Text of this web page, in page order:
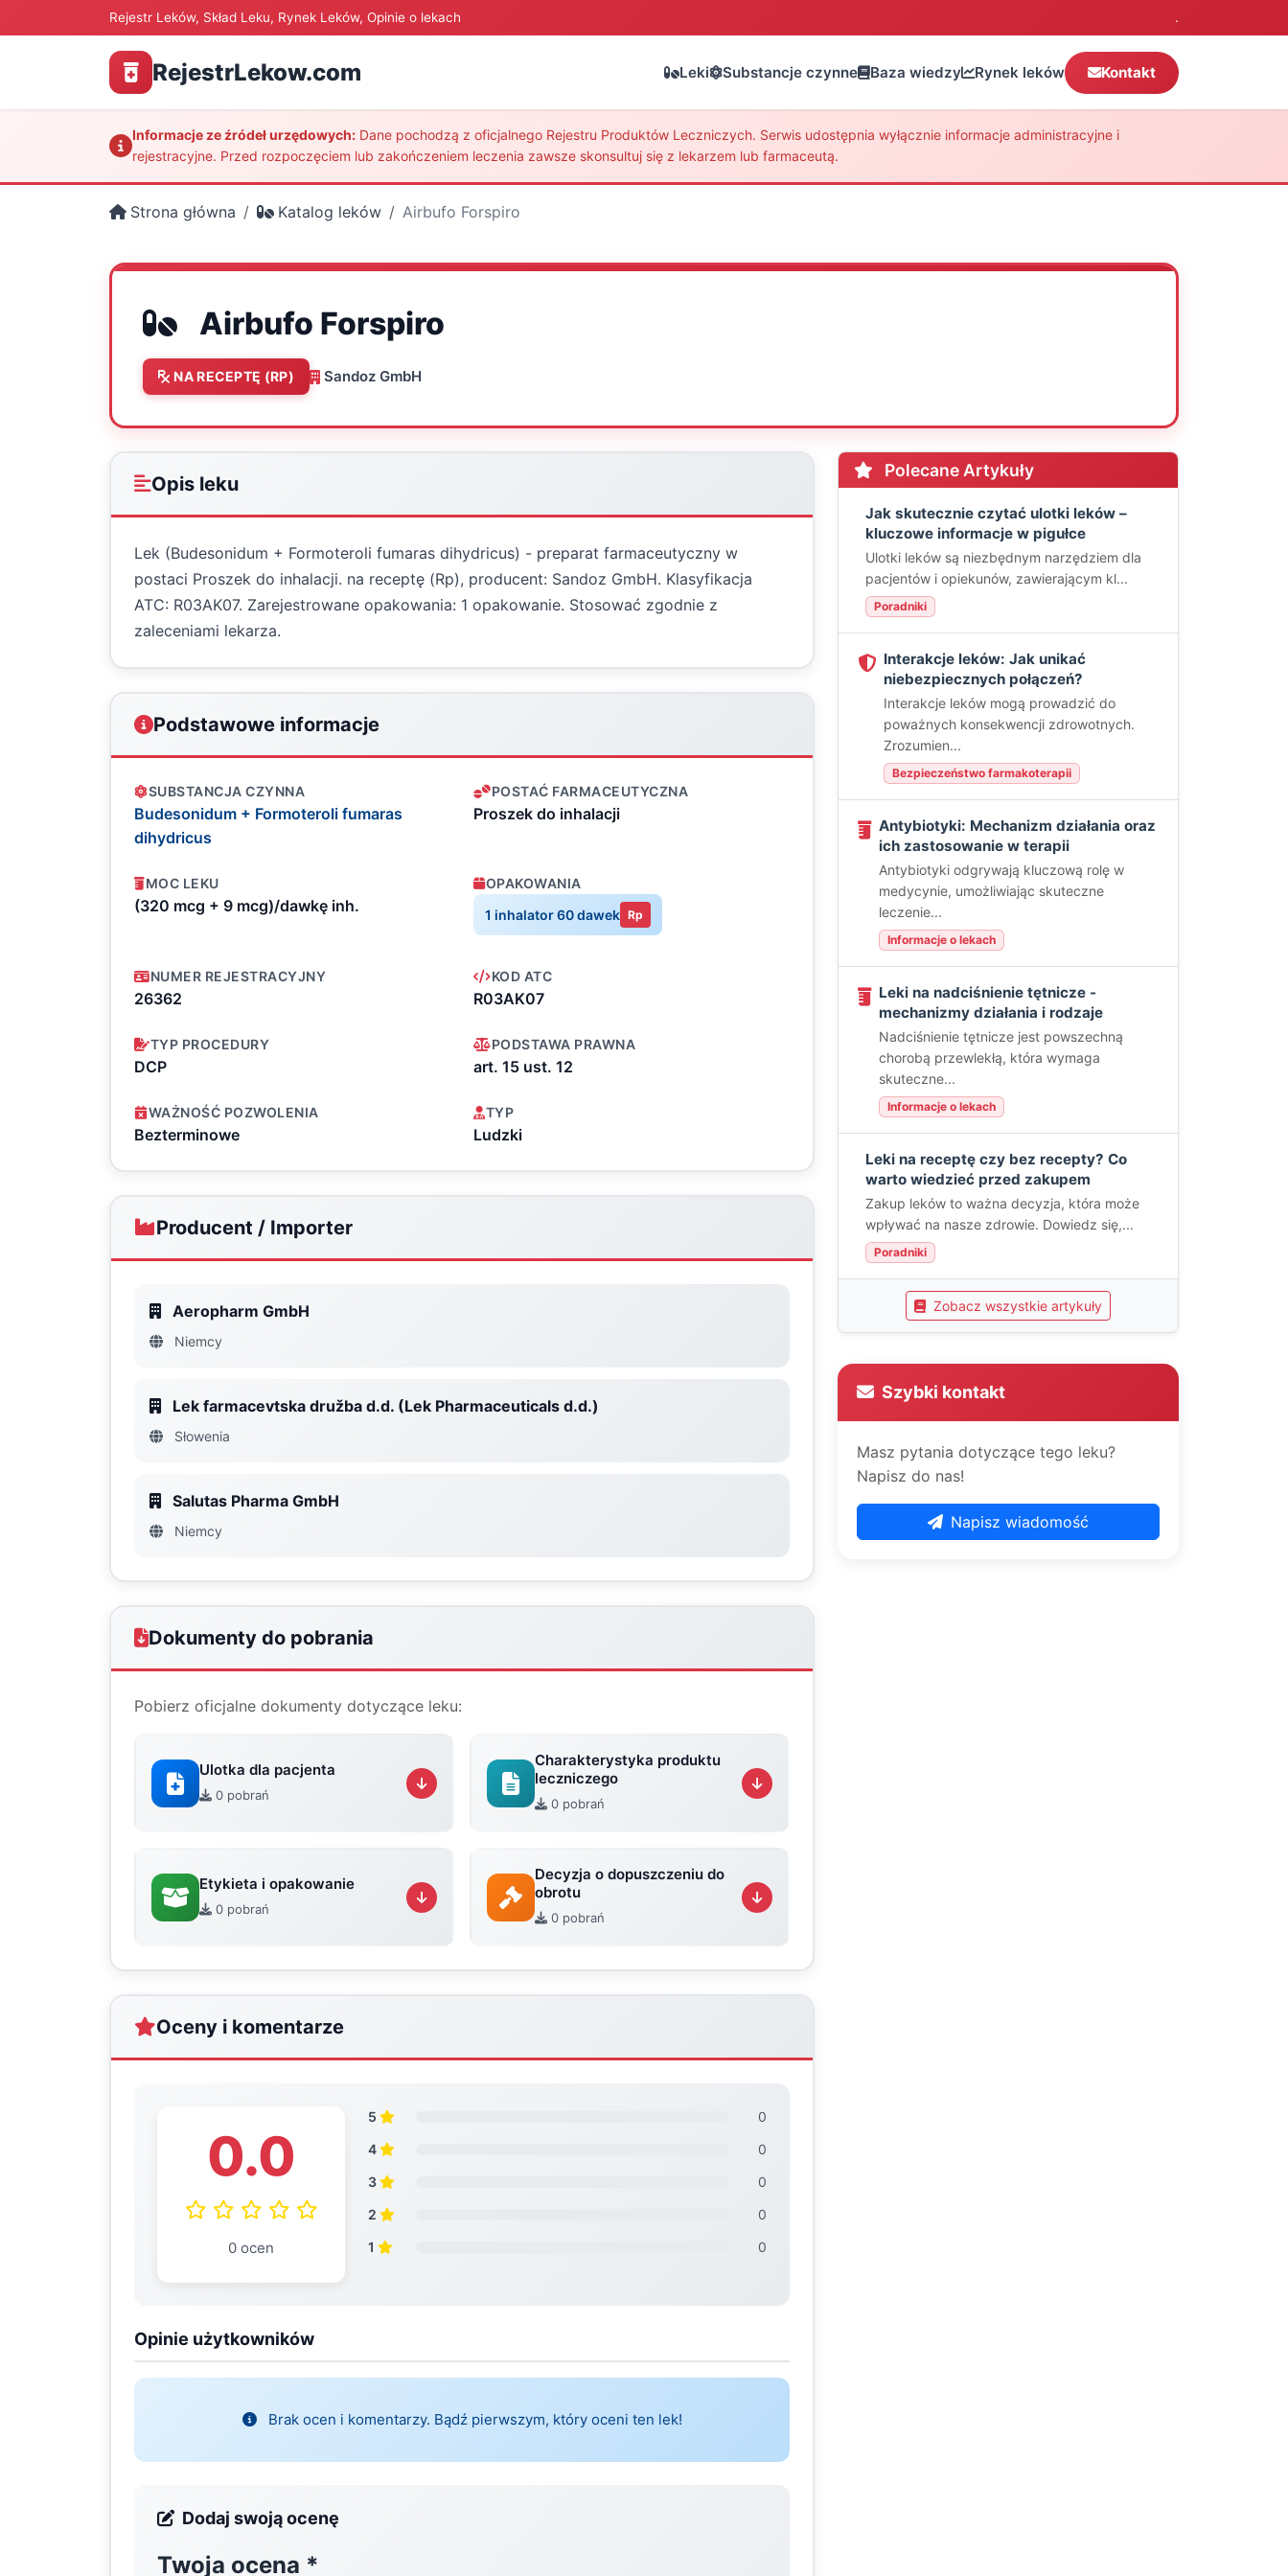
Rejestr Leków, Skład Leku, Rynek Leków, Opinie o lekach .
RejestrLekow.com Leki Substancje czynne Baza wiedzy Rynek leków Kontakt
Informacje ze źródeł urzędowych: Dane pochodzą z oficjalnego Rejestru Produktów Leczniczych. Serwis udostępnia wyłącznie informacje administracyjne i
rejestracyjne. Przed rozpoczęciem lub zakończeniem leczenia zawsze skonsultuj się z lekarzem lub farmaceutą.
Strona główna Katalog leków Airbufo Forspiro
Airbufo Forspiro
NA RECEPTĘ (RP) Sandoz GmbH
Opis leku
Lek (Budesonidum + Formoteroli fumaras dihydricus) - preparat farmaceutyczny w
postaci Proszek do inhalacji. na receptę (Rp), producent: Sandoz GmbH. Klasyfikacja
ATC: R03AK07. Zarejestrowane opakowania: 1 opakowanie. Stosować zgodnie z
zaleceniami lekarza.
Podstawowe informacje
SUBSTANCJA CZYNNA
Budesonidum + Formoteroli fumaras
dihydricus
POSTAĆ FARMACEUTYCZNA
Proszek do inhalacji
MOC LEKU
(320 mcg + 9 mcg)/dawkę inh.
OPAKOWANIA
1 inhalator 60 dawek Rp
NUMER REJESTRACYJNY
26362
KOD ATC
R03AK07
TYP PROCEDURY
DCP
PODSTAWA PRAWNA
art. 15 ust. 12
WAŻNOŚĆ POZWOLENIA
Bezterminowe
TYP
Ludzki
Producent / Importer
Aeropharm GmbH
Niemcy
Lek farmacevtska družba d.d. (Lek Pharmaceuticals d.d.)
Słowenia
Salutas Pharma GmbH
Niemcy
Dokumenty do pobrania
Pobierz oficjalne dokumenty dotyczące leku:
Ulotka dla pacjenta
0 pobrań
Charakterystyka produktu
leczniczego
0 pobrań
Etykieta i opakowanie
0 pobrań
Decyzja o dopuszczeniu do
obrotu
0 pobrań
Oceny i komentarze
0.0
0 ocen
5
0
4
0
3
0
2
0
1
0
Opinie użytkowników
Brak ocen i komentarzy. Bądź pierwszym, który oceni ten lek!
Dodaj swoją ocenę
Twoja ocena *
Polecane Artykuły
Jak skutecznie czytać ulotki leków –
kluczowe informacje w pigułce
Ulotki leków są niezbędnym narzędziem dla
pacjentów i opiekunów, zawierającym kl...
Poradniki
Interakcje leków: Jak unikać
niebezpiecznych połączeń?
Interakcje leków mogą prowadzić do
poważnych konsekwencji zdrowotnych.
Zrozumien...
Bezpieczeństwo farmakoterapii
Antybiotyki: Mechanizm działania oraz
ich zastosowanie w terapii
Antybiotyki odgrywają kluczową rolę w
medycynie, umożliwiając skuteczne
leczenie...
Informacje o lekach
Leki na nadciśnienie tętnicze -
mechanizmy działania i rodzaje
Nadciśnienie tętnicze jest powszechną
chorobą przewlekłą, która wymaga
skuteczne...
Informacje o lekach
Leki na receptę czy bez recepty? Co
warto wiedzieć przed zakupem
Zakup leków to ważna decyzja, która może
wpływać na nasze zdrowie. Dowiedz się,...
Poradniki
Zobacz wszystkie artykuły
Szybki kontakt
Masz pytania dotyczące tego leku?
Napisz do nas!
Napisz wiadomość